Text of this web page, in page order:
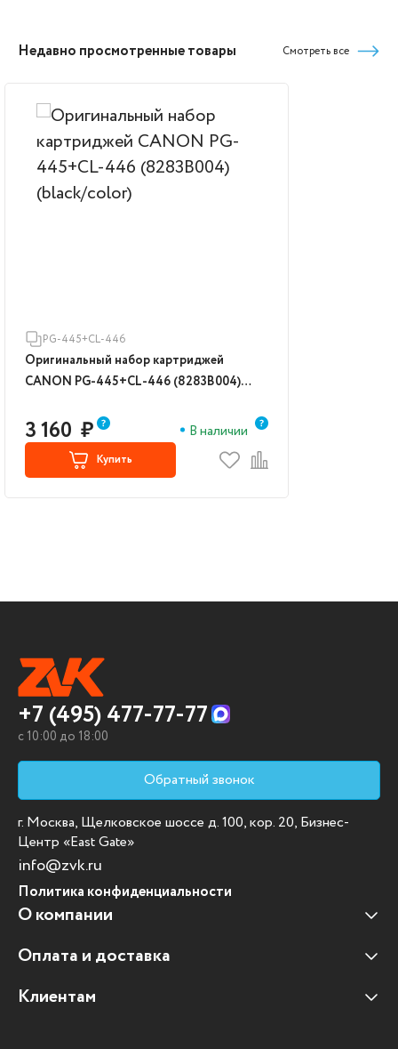
Недавно просмотренные товары Смотреть все
PG-445+CL-446
Оригинальный набор картриджей
CANON PG-445+CL-446 (8283B004)
3 160 ₽ В наличии
Купить
+7 (495) 477-77-77
c 10:00 до 18:00
Обратный звонок
г. Москва, Щелковское шоссе д. 100, кор. 20, Бизнес-
Центр «East Gate»
info@zvk.ru
Политика конфиденциальности
О компании
Наши клиенты
Отзывы клиентов
Оплата и доставка
Оплата и доставка
Клиентам